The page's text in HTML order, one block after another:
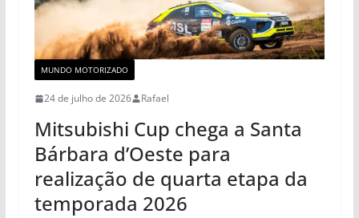
MUNDO MOTORIZADO
24 de julho de 2026 Rafael
Mitsubishi Cup chega a Santa
Bárbara d’Oeste para
realização de quarta etapa da
temporada 2026